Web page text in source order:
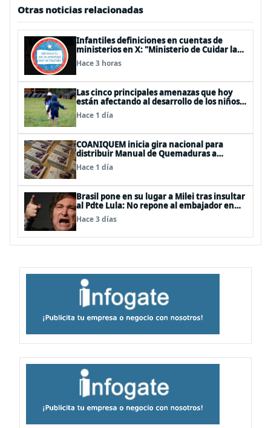
Otras noticias relacionadas
Infantiles definiciones en cuentas de
ministerios en X: "Ministerio de Cuidar la
Plata", "Ministerio de la amistad..."
Hace 3 horas
Las cinco principales amenazas que hoy
están afectando al desarrollo de los niños
en Chile
Hace 1 día
COANIQUEM inicia gira nacional para
distribuir Manual de Quemaduras a
profesionales de la salud
Hace 1 día
Brasil pone en su lugar a Milei tras insultar
al Pdte Lula: No repone al embajador en
BBSS y rebaja la relación bilateral
Hace 3 días